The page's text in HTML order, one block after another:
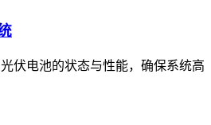
伏电池的状态与性能，确保系统高